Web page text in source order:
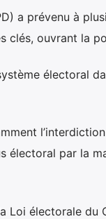
a prévenu à
clés, ouvrant la
électoral
électoral par la
Loi électorale